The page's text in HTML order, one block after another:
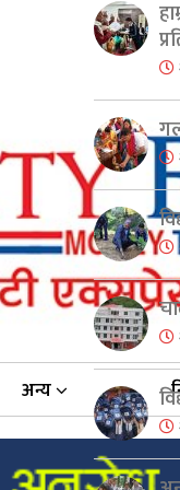
अन्य